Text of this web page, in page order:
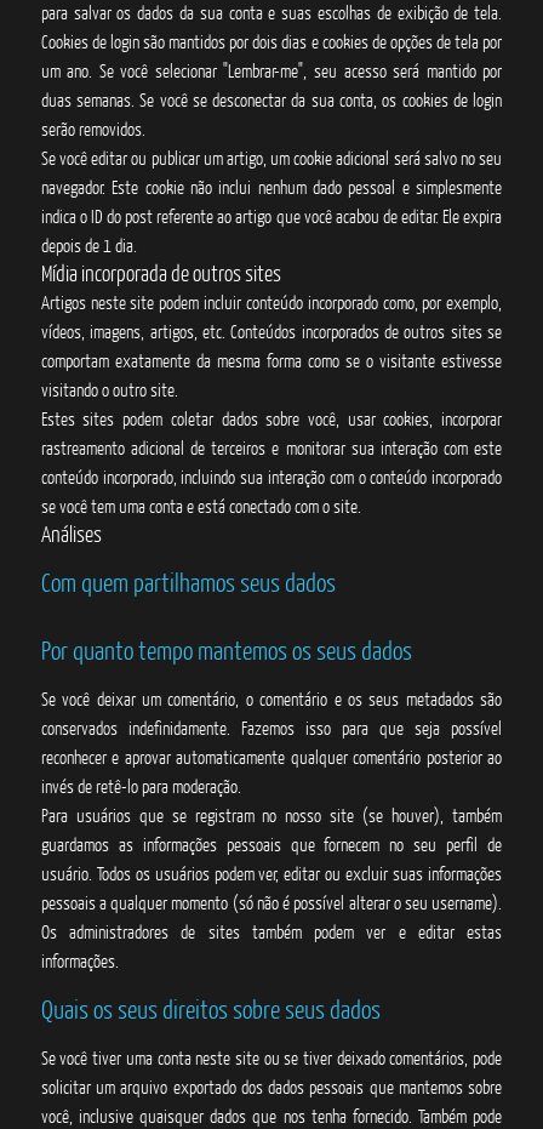
para salvar os dados da sua conta e suas escolhas de exibição de tela.
Cookies de login são mantidos por dois dias e cookies de opções de tela por
um ano. Se você selecionar "Lembrar-me", seu acesso será mantido por
duas semanas. Se você se desconectar da sua conta, os cookies de login
serão removidos.
Se você editar ou publicar um artigo, um cookie adicional será salvo no seu
navegador. Este cookie não inclui nenhum dado pessoal e simplesmente
indica o ID do post referente ao artigo que você acabou de editar. Ele expira
depois de 1 dia.
Mídia incorporada de outros sites
Artigos neste site podem incluir conteúdo incorporado como, por exemplo,
vídeos, imagens, artigos, etc. Conteúdos incorporados de outros sites se
comportam exatamente da mesma forma como se o visitante estivesse
visitando o outro site.
Estes sites podem coletar dados sobre você, usar cookies, incorporar
rastreamento adicional de terceiros e monitorar sua interação com este
conteúdo incorporado, incluindo sua interação com o conteúdo incorporado
se você tem uma conta e está conectado com o site.
Análises
Com quem partilhamos seus dados
Por quanto tempo mantemos os seus dados
Se você deixar um comentário, o comentário e os seus metadados são
conservados indefinidamente. Fazemos isso para que seja possível
reconhecer e aprovar automaticamente qualquer comentário posterior ao
invés de retê-lo para moderação.
Para usuários que se registram no nosso site (se houver), também
guardamos as informações pessoais que fornecem no seu perfil de
usuário. Todos os usuários podem ver, editar ou excluir suas informações
pessoais a qualquer momento (só não é possível alterar o seu username).
Os administradores de sites também podem ver e editar estas
informações.
Quais os seus direitos sobre seus dados
Se você tiver uma conta neste site ou se tiver deixado comentários, pode
solicitar um arquivo exportado dos dados pessoais que mantemos sobre
você, inclusive quaisquer dados que nos tenha fornecido. Também pode